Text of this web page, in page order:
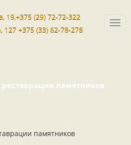
19,+375 (29) 72-72-322
127 +375 (33) 62-78-278
реставрации памятников